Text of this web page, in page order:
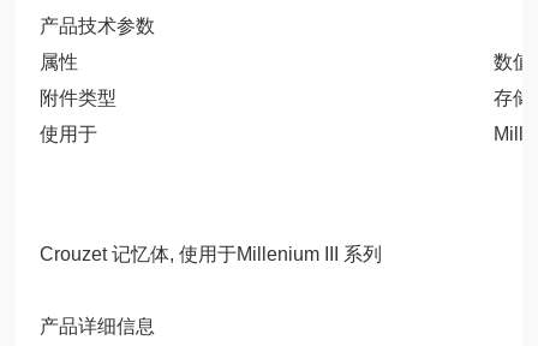
产品技术参数
属性
数值
附件类型
存储
使用于
Crouzet 记忆体, 使用于Millenium III 系列
产品详细信息